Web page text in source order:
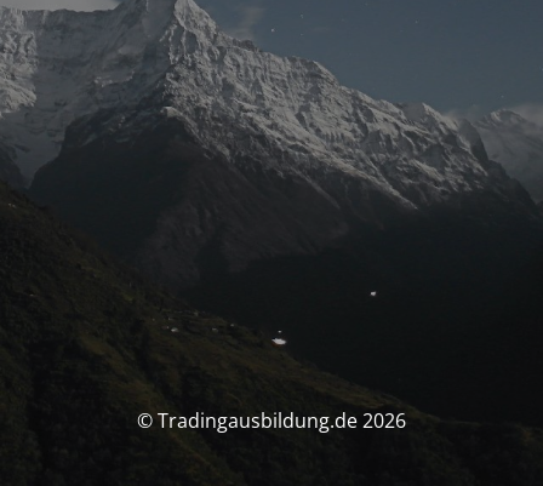
© Tradingausbildung.de 2026